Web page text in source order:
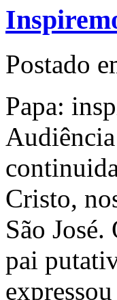
Postado
Papa:
Cristo,
São
pai